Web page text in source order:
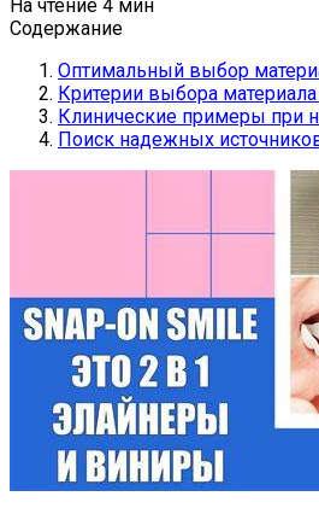
На чтение 4 мин
Содержание
Оптимальный выбор
Критерии выбора
Клинические примеры при
Поиск надежных